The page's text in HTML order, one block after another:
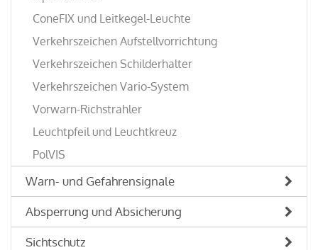
ConeFIX und Leitkegel-Leuchte
Verkehrszeichen Aufstellvorrichtung
Verkehrszeichen Schilderhalter
Verkehrszeichen Vario-System
Vorwarn-Richstrahler
Leuchtpfeil und Leuchtkreuz
PolVIS
Warn- und Gefahrensignale
Absperrung und Absicherung
Sichtschutz